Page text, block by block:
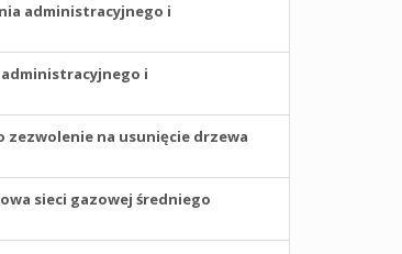
administracyjnego i
administracyjnego i
zezwolenie na usunięcie drzewa
sieci gazowej średniego